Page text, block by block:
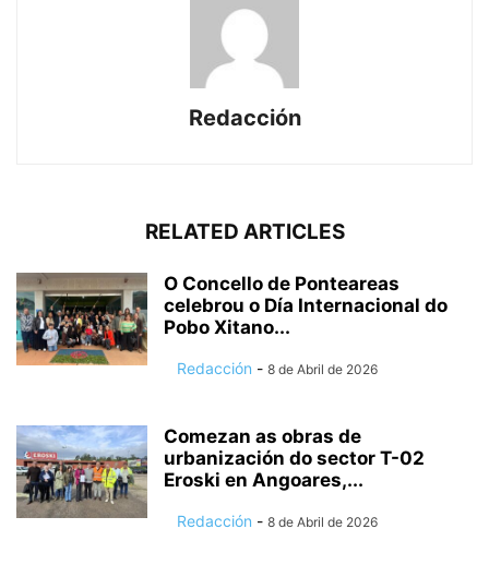
Redacción
RELATED ARTICLES
O Concello de Ponteareas
celebrou o Día Internacional do
Pobo Xitano...
Redacción - 8 de Abril de 2026
Comezan as obras de
urbanización do sector T-02
Eroski en Angoares,...
Redacción - 8 de Abril de 2026